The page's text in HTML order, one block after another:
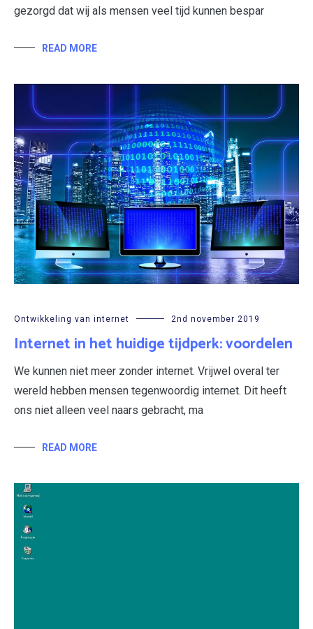
gezorgd dat wij als mensen veel tijd kunnen bespar
READ MORE
Ontwikkeling van internet 2nd november 2019
Internet in het huidige tijdperk: voordelen
We kunnen niet meer zonder internet. Vrijwel overal ter
wereld hebben mensen tegenwoordig internet. Dit heeft
ons niet alleen veel naars gebracht, ma
READ MORE